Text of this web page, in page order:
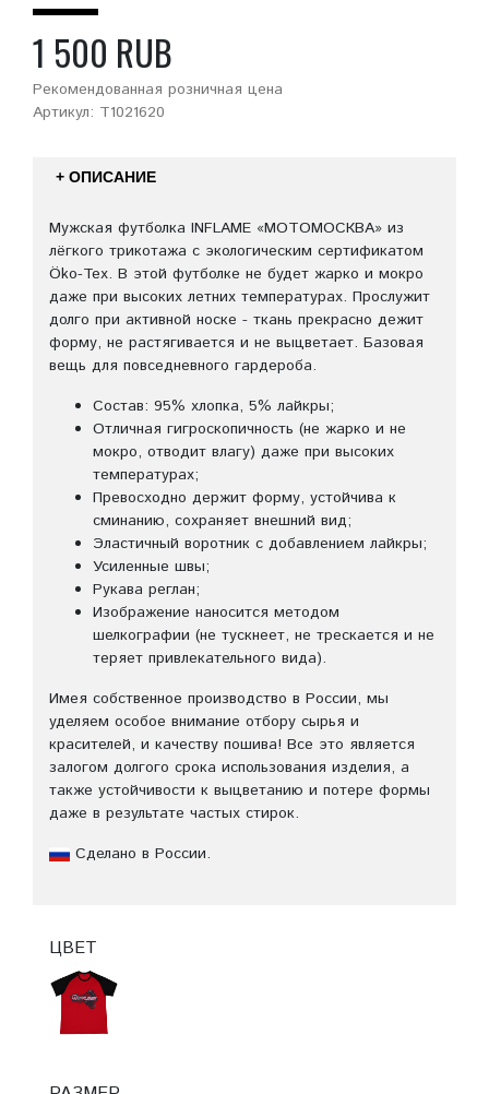
1 500 RUB
Рекомендованная розничная цена
Артикул: T1021620
+ ОПИСАНИЕ
Мужская футболка INFLAME «МОТОМОСКВА» из
лёгкого трикотажа с экологическим сертификатом
Öko-Tex. В этой футболке не будет жарко и мокро
даже при высоких летних температурах. Прослужит
долго при активной носке - ткань прекрасно дежит
форму, не растягивается и не выцветает. Базовая
вещь для повседневного гардероба.
Состав: 95% хлопка, 5% лайкры;
Отличная гигроскопичность (не жарко и не
мокро, отводит влагу) даже при высоких
температурах;
Превосходно держит форму, устойчива к
сминанию, сохраняет внешний вид;
Эластичный воротник с добавлением лайкры;
Усиленные швы;
Рукава реглан;
Изображение наносится методом
шелкографии (не тускнеет, не трескается и не
теряет привлекательного вида).
Имея собственное производство в России, мы
уделяем особое внимание отбору сырья и
красителей, и качеству пошива! Все это является
залогом долгого срока использования изделия, а
также устойчивости к выцветанию и потере формы
даже в результате частых стирок.
Сделано в России.
ЦВЕТ